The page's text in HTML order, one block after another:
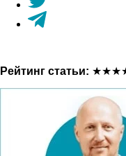
Рейтинг статьи: ★★★